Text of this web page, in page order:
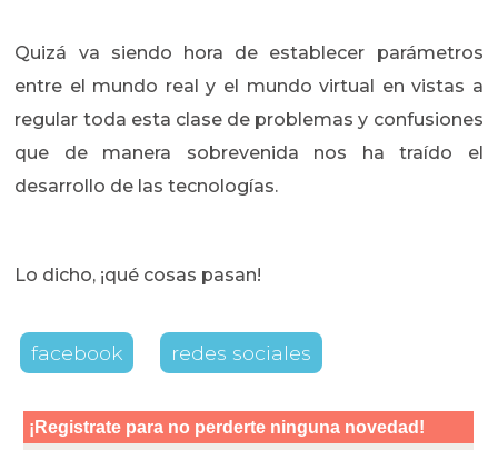
Quizá va siendo hora de establecer parámetros
entre el mundo real y el mundo virtual en vistas a
regular toda esta clase de problemas y confusiones
que de manera sobrevenida nos ha traído el
desarrollo de las tecnologías.
Lo dicho, ¡qué cosas pasan!
facebook redes sociales